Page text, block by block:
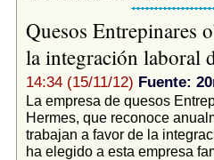
Quesos Entrepinares
la integración laboral
14:34 (15/11/12) Fuente:
La empresa de quesos
Hermes, que reconoce
trabajan a favor de la
ha elegido a esta empresa